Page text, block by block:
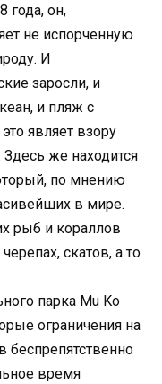
года, он,
не испорченную
И
заросли, и
и пляж с
являет взору
же находится
по мнению
в мире.
рыб и кораллов
скатов, а то
парка Mu Ko
ограничения на
беспрепятственно
время